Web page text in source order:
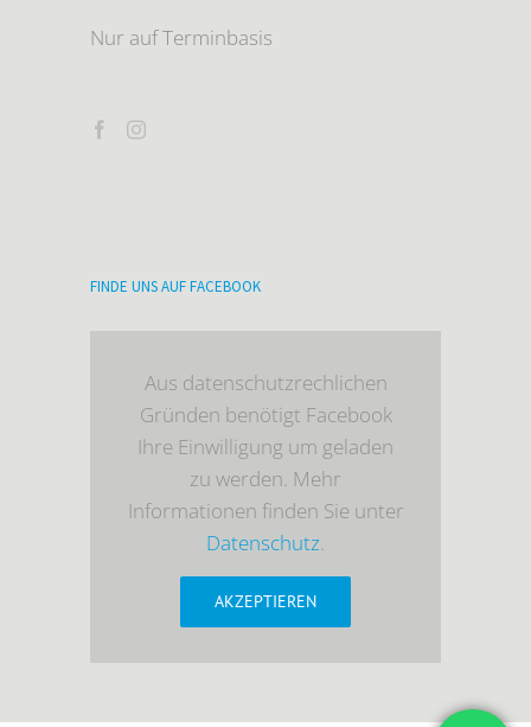
Nur auf Terminbasis
FINDE UNS AUF FACEBOOK
Aus datenschutzrechlichen
Gründen benötigt Facebook
Ihre Einwilligung um geladen
zu werden. Mehr
Informationen finden Sie unter
Datenschutz.
AKZEPTIEREN